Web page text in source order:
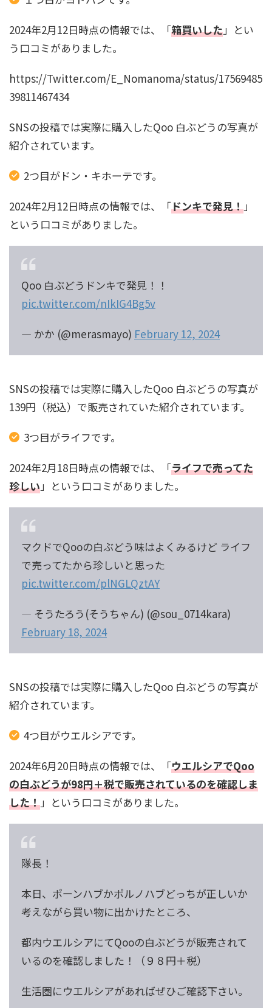
2024年2月12日時点の情報では、「箱買いした」とい
う口コミがありました。
https://Twitter.com/E_Nomanoma/status/17569485
39811467434
SNSの投稿では実際に購入したQoo 白ぶどうの写真が
紹介されています。
2つ目がドン・キホーテです。
2024年2月12日時点の情報では、「ドンキで発見！」
という口コミがありました。
Qoo 白ぶどうドンキで発見！！
pic.twitter.com/nIkIG4Bg5v
— かか (@merasmayo) February 12, 2024
SNSの投稿では実際に購入したQoo 白ぶどうの写真が
139円（税込）で販売されていた紹介されています。
3つ目がライフです。
2024年2月18日時点の情報では、「ライフで売ってた
珍しい」という口コミがありました。
マクドでQooの白ぶどう味はよくみるけど ライフ
で売ってたから珍しいと思った
pic.twitter.com/plNGLQztAY
— そうたろう(そうちゃん) (@sou_0714kara)
February 18, 2024
SNSの投稿では実際に購入したQoo 白ぶどうの写真が
紹介されています。
4つ目がウエルシアです。
2024年6月20日時点の情報では、「ウエルシアでQoo
の白ぶどうが98円＋税で販売されているのを確認しま
した！」という口コミがありました。
隊長！
本日、ポーンハブかポルノハブどっちが正しいか
考えながら買い物に出かけたところ、
都内ウエルシアにてQooの白ぶどうが販売されて
いるのを確認しました！（９８円＋税）
生活圏にウエルシアがあればぜひご確認下さい。